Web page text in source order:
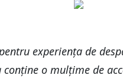
experiența de
o mulțime de